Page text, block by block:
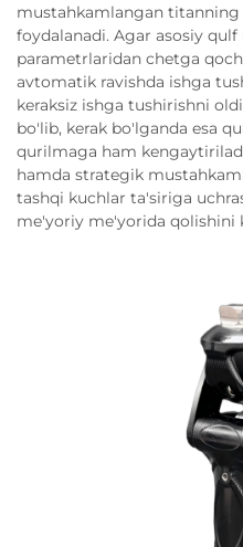
mustahkamlangan
foydalanadi. Agar asosiy
parametrlaridan chetga
avtomatik ravishda ishga
keraksiz ishga tushirishni
bo'lib, kerak bo'lganda esa
qurilmaga ham
hamda strategik
tashqi kuchlar ta'siriga
me'yoriy me'yorida qolishini